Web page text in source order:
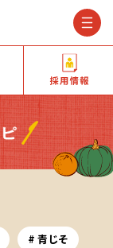
会社情報
青じそ